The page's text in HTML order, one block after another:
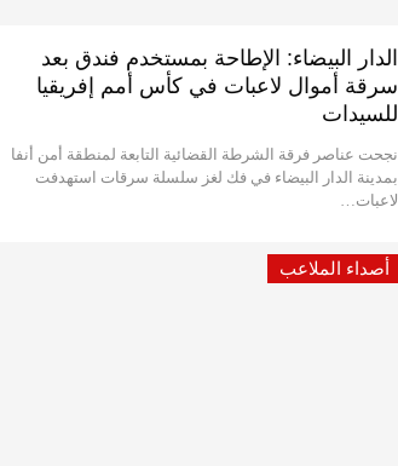
الدار البيضاء: الإطاحة بمستخدم فندق بعد
سرقة أموال لاعبات في كأس أمم إفريقيا
للسيدات
نجحت عناصر فرقة الشرطة القضائية التابعة لمنطقة أمن أنفا
بمدينة الدار البيضاء في فك لغز سلسلة سرقات استهدفت
لاعبات…
أصداء الملاعب